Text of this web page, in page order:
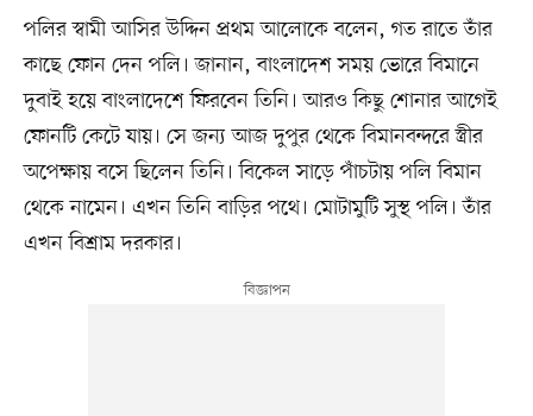
পলির স্বামী আসির উদ্দিন প্রথম আলোকে বলেন, গত রাতে তাঁর
কাছে ফোন দেন পলি। জানান, বাংলাদেশ সময় ভোরে বিমানে
দুবাই হয়ে বাংলাদেশে ফিরবেন তিনি। আরও কিছু শোনার আগেই
ফোনটি কেটে যায়। সে জন্য আজ দুপুর থেকে বিমানবন্দরে স্ত্রীর
অপেক্ষায় বসে ছিলেন তিনি। বিকেল সাড়ে পাঁচটায় পলি বিমান
থেকে নামেন। এখন তিনি বাড়ির পথে। মোটামুটি সুস্থ পলি। তাঁর
এখন বিশ্রাম দরকার।